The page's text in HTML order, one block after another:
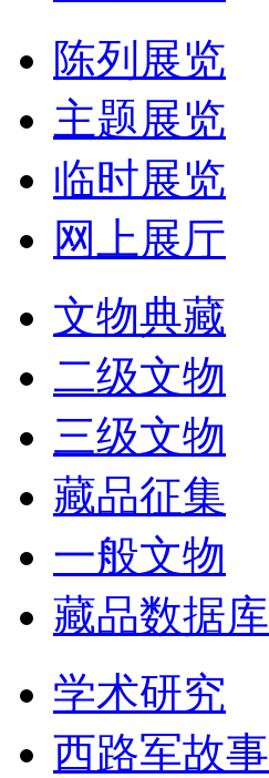
陈列展览
主题展览
临时展览
网上展厅
文物典藏
二级文物
三级文物
藏品征集
一般文物
藏品数据库
学术研究
西路军故事